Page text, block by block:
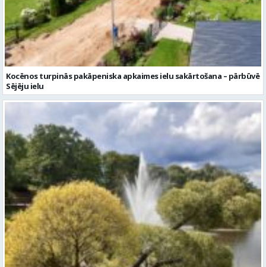
Kocēnos turpinās pakāpeniska apkaimes ielu sakārtošana – pārbūvē
Sējēju ielu
Piektdien laiks kļūs vēsāks un vējaināks
Ziņu arhīvs
Augusts 2026